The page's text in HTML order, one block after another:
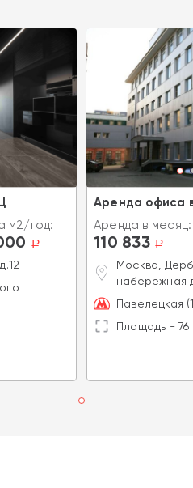
м2/год:
a
Аренда офиса
Аренда в месяц:
110 833 a
Москва,
набережная
Павелецкая
Площадь - 76